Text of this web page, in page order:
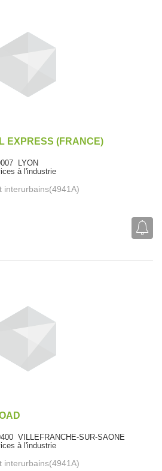
EXPRESS (FRANCE)
LYON
à l'industrie
interurbains(4941A)
VILLEFRANCHE-SUR-SAONE
à l'industrie
interurbains(4941A)